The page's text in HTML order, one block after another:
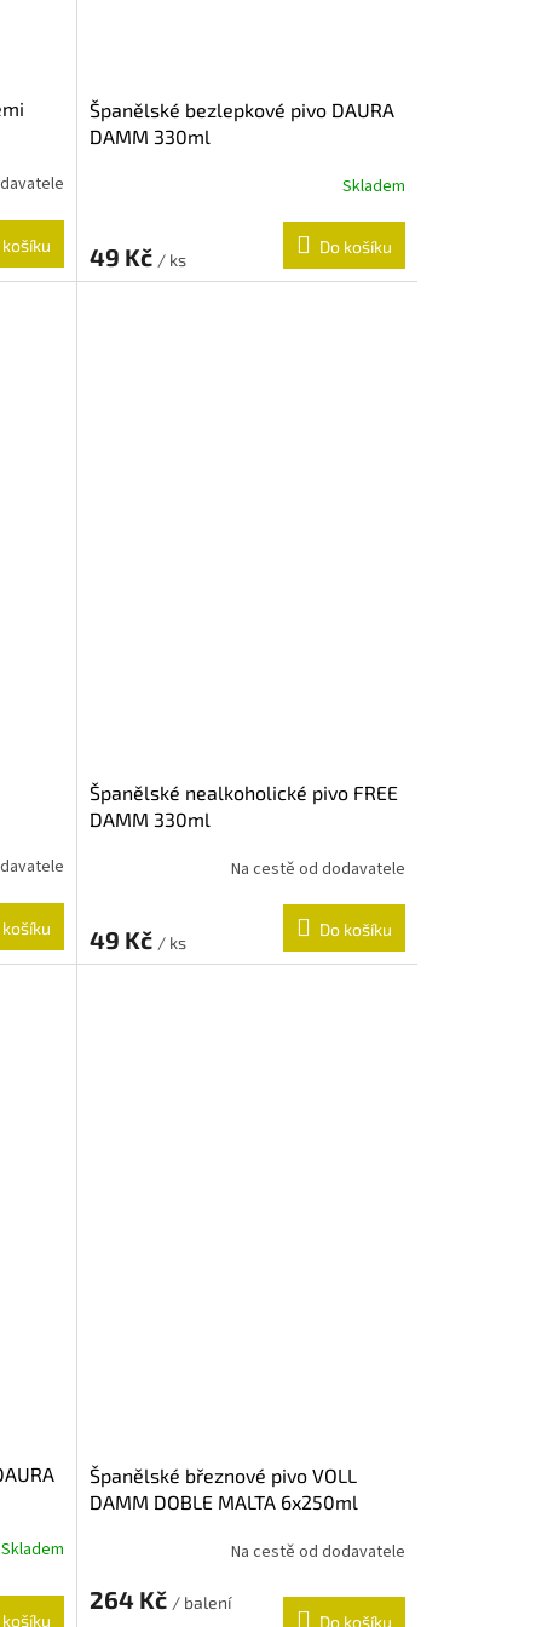
košíku
Španělské bezlepkové pivo DAURA
DAMM 330ml
Skladem
49 Kč / ks
Do košíku
košíku
Španělské nealkoholické pivo FREE
DAMM 330ml
Na cestě od dodavatele
49 Kč / ks
Do košíku
Skladem
košíku
Španělské březnové pivo VOLL
DAMM DOBLE MALTA 6x250ml
Na cestě od dodavatele
264 Kč / balení
Do košíku